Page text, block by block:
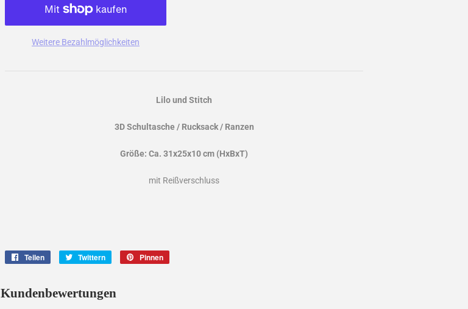
Weitere Bezahlmöglichkeiten
Lilo und Stitch
3D Schultasche / Rucksack / Ranzen
Größe: Ca. 31x25x10 cm (HxBxT)
mit Reißverschluss
Teilen Twittern Pinnen
Kundenbewertungen